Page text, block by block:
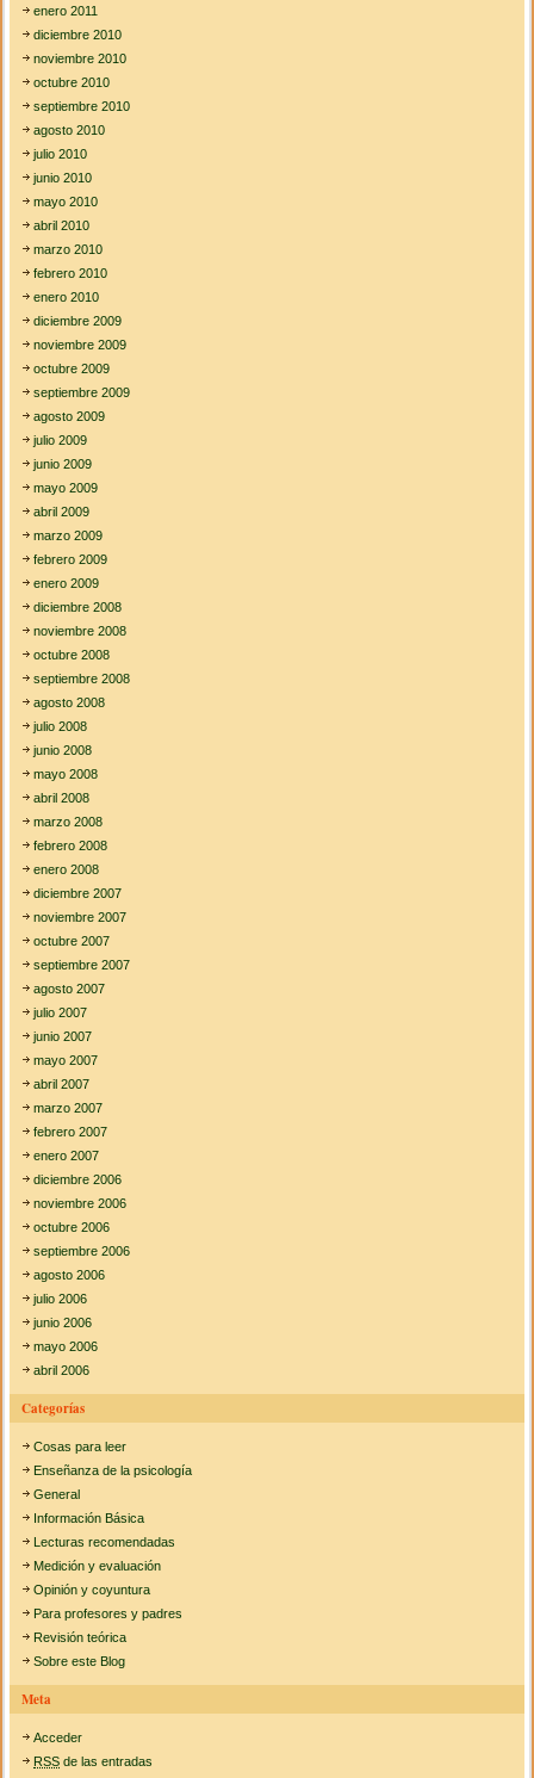
enero 2011
diciembre 2010
noviembre 2010
octubre 2010
septiembre 2010
agosto 2010
julio 2010
junio 2010
mayo 2010
abril 2010
marzo 2010
febrero 2010
enero 2010
diciembre 2009
noviembre 2009
octubre 2009
septiembre 2009
agosto 2009
julio 2009
junio 2009
mayo 2009
abril 2009
marzo 2009
febrero 2009
enero 2009
diciembre 2008
noviembre 2008
octubre 2008
septiembre 2008
agosto 2008
julio 2008
junio 2008
mayo 2008
abril 2008
marzo 2008
febrero 2008
enero 2008
diciembre 2007
noviembre 2007
octubre 2007
septiembre 2007
agosto 2007
julio 2007
junio 2007
mayo 2007
abril 2007
marzo 2007
febrero 2007
enero 2007
diciembre 2006
noviembre 2006
octubre 2006
septiembre 2006
agosto 2006
julio 2006
junio 2006
mayo 2006
abril 2006
Categorías
Cosas para leer
Enseñanza de la psicología
General
Información Básica
Lecturas recomendadas
Medición y evaluación
Opinión y coyuntura
Para profesores y padres
Revisión teórica
Sobre este Blog
Meta
Acceder
RSS de las entradas